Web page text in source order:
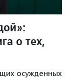
о тех,
осужденных